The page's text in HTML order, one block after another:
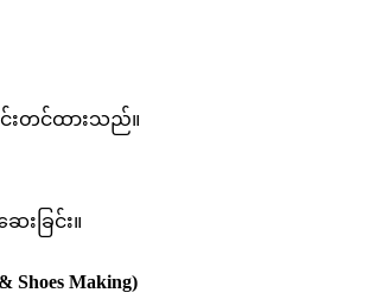
းတင်ထားသည်။
းခြင်း။
Making)